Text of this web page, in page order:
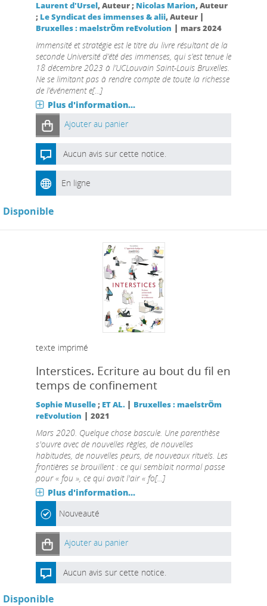
Laurent d'Ursel, Auteur ; Nicolas Marion, Auteur
; Le Syndicat des immenses & alii, Auteur |
Bruxelles : maelstrÖm reEvolution | mars 2024
Immensité et stratégie est le titre du livre résultant de la
seconde Université d’été des immenses, qui s’est tenue le
18 décembre 2023 à l’UCLouvain Saint-Louis Bruxelles.
Ne se limitant pas à rendre compte de toute la richesse
de l’événement e[...]
Plus d'information...
Ajouter au panier
Aucun avis sur cette notice.
En ligne
Disponible
texte imprimé
Interstices. Ecriture au bout du fil en
temps de confinement
Sophie Muselle; ET AL. | Bruxelles : maelstrÖm
reEvolution | 2021
Mars 2020. Quelque chose bascule. Une parenthèse
s'ouvre avec de nouvelles règles, de nouvelles
habitudes, de nouvelles peurs, de nouveaux rituels. Les
frontières se brouillent : ce qui semblait normal passe
pour « fou », ce qui avait l'air « fo[...]
Plus d'information...
Nouveauté
Ajouter au panier
Aucun avis sur cette notice.
Disponible